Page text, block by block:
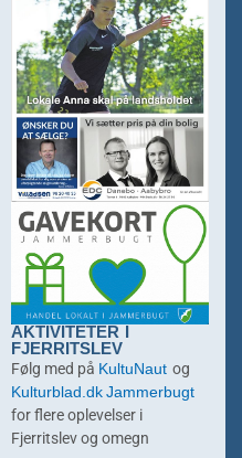
AKTIVITETER I
FJERRITSLEV
Følg med på KultuNaut og
Kulturblad.dkJammerbugt
for flere oplevelser i
Fjerritslev og omegn